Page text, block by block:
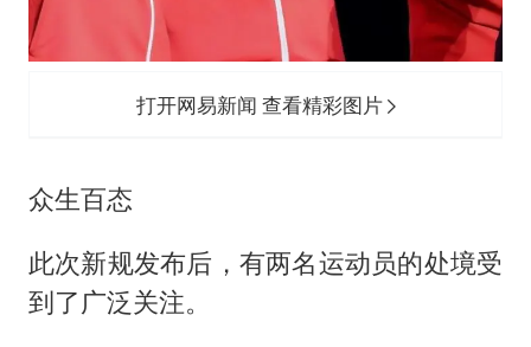
打开网易新闻 查看精彩图片
众生百态
此次新规发布后，有两名运动员的处境受
到了广泛关注。